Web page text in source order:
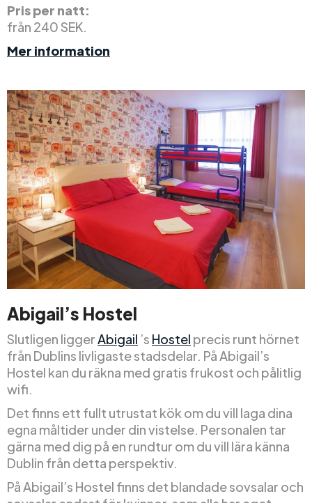
Pris per natt:
från 240 SEK.
Mer information
Abigail’s Hostel
Slutligen ligger Abigail ’s Hostel precis runt hörnet
från Dublins livligaste stadsdelar. På Abigail’s
Hostel kan du räkna med gratis frukost och pålitlig
wifi.
Det finns ett fullt utrustat kök om du vill laga dina
egna måltider under din vistelse. Personalen tar
gärna med dig på en rundtur om du vill lära känna
Dublin från detta perspektiv.
På Abigail’s Hostel finns det blandade sovsalar och